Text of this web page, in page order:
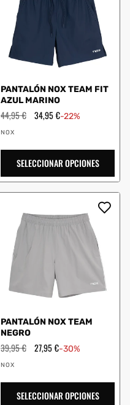
PANTALÓN NOX TEAM FIT
AZUL MARINO
Precio
habitual
44,95 € Precio
34,95 €-22%
Proveedor:
NOX
SELECCIONAR OPCIONES
PANTALÓN NOX TEAM
NEGRO
Precio
habitual
39,95 € Precio
de
27,95 €-30%
Proveedor:
NOX
SELECCIONAR OPCIONES